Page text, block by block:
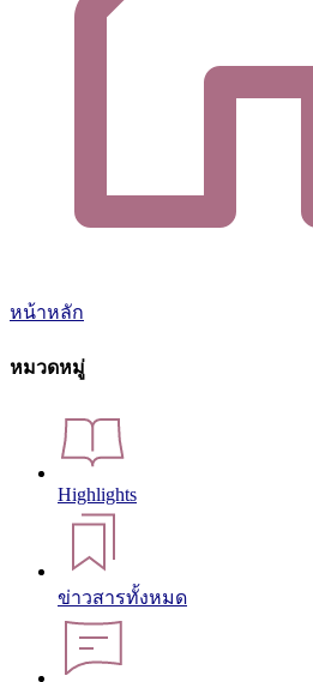
หน้าหลัก
หมวดหมู่
Highlights
ข่าวสารทั้งหมด